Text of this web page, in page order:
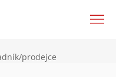
prodejce